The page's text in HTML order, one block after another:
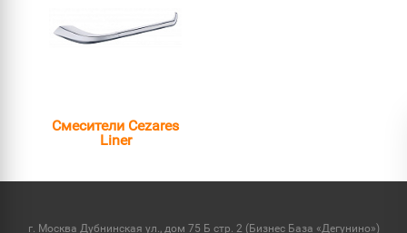
Смесители Cezares
Liner
г. Москва Дубнинская ул., дом 75 Б стр. 2 (Бизнес База «Дегунино»)